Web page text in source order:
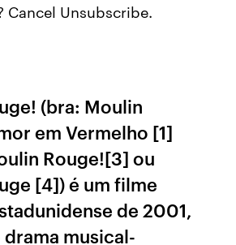
Cancel Unsubscribe.
(bra: Moulin
em Vermelho [1]
Rouge![3] ou
[4]) é um filme
de 2001,
musical-